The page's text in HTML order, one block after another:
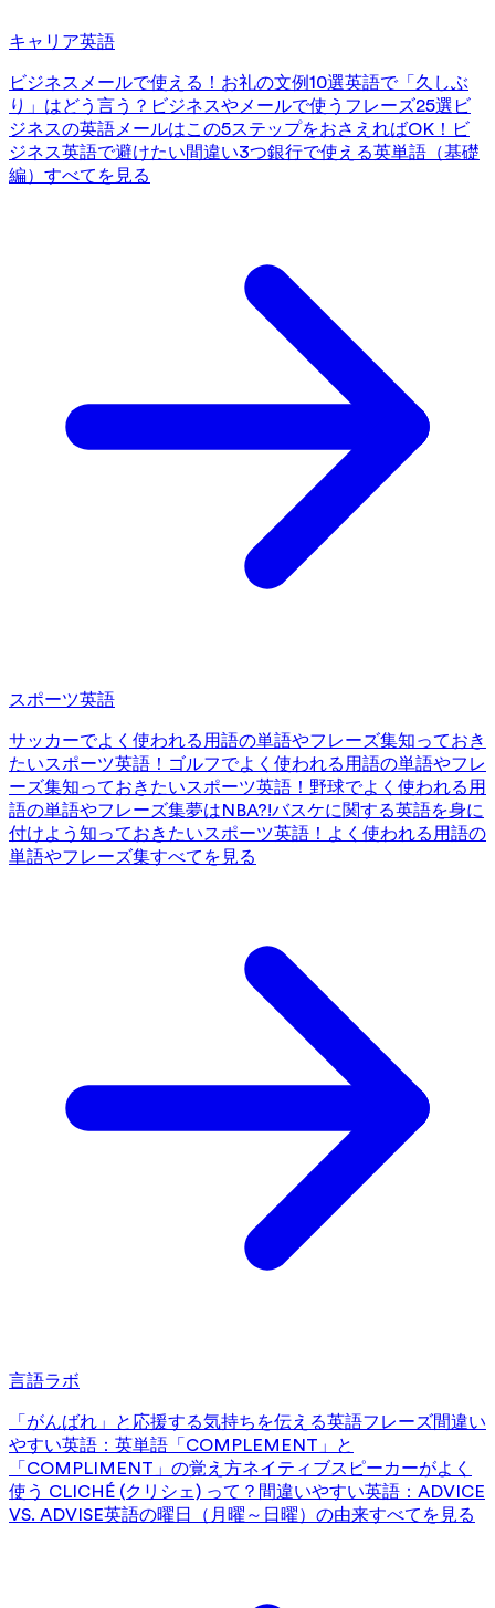
キャリア英語
ビジネスメールで使える！お礼の文例10選英語で「久しぶ
り」はどう言う？ビジネスやメールで使うフレーズ25選 ビ
ジネスの英語メールはこの5ステップをおさえればOK！ ビ
ジネス英語で避けたい間違い3つ銀行で使える英単語（基礎
編） すべてを見る
スポーツ英語
サッカーでよく使われる用語の単語やフレーズ集知っておき
たいスポーツ英語！ゴルフでよく使われる用語の単語やフレ
ーズ集知っておきたいスポーツ英語！野球でよく使われる用
語の単語やフレーズ集夢はNBA?!バスケに関する英語を身に
付けよう 知っておきたいスポーツ英語！よく使われる用語の
単語やフレーズ集すべてを見る
言語ラボ
「がんばれ」と応援する気持ちを伝える英語フレーズ間違い
やすい英語：英単語「COMPLEMENT」と
「COMPLIMENT」の覚え方ネイティブスピーカーがよく
使う CLICHÉ (クリシェ) って？ 間違いやすい英語：ADVICE
VS. ADVISE英語の曜日（月曜～日曜）の由来すべてを見る